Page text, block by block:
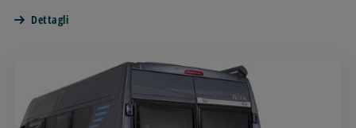
Dettagli